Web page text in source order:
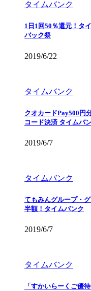
タイムバンク
1日1回50％還元！タ
バック祭
2019/6/22
タイムバンク
クオカードPay500円
コード決済 タイムバ
2019/6/7
タイムバンク
てもみんグループ・
半額！タイムバンク
2019/6/7
タイムバンク
「すかいらーくご優